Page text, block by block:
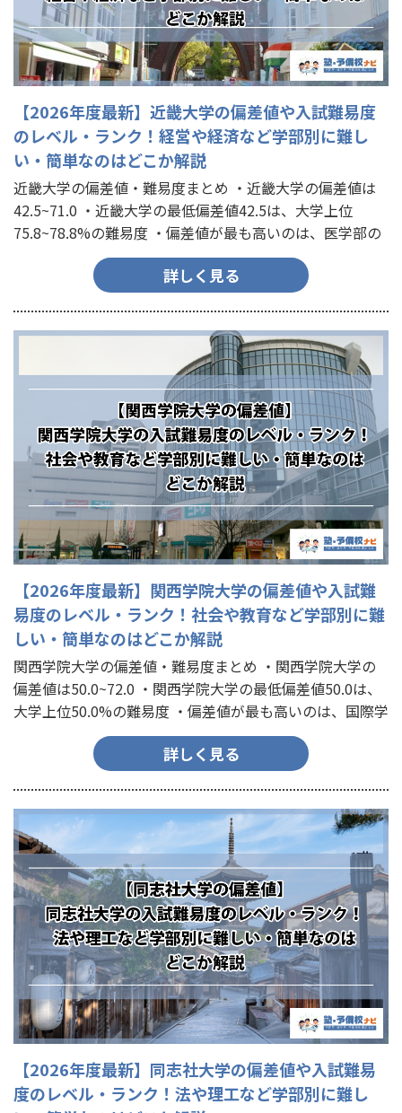
【2026年度最新】近畿大学の偏差値や入試難易度
のレベル・ランク！経営や経済など学部別に難し
い・簡単なのはどこか解説
近畿大学の偏差値・難易度まとめ ・近畿大学の偏差値は
42.5~71.0 ・近畿大学の最低偏差値42.5は、大学上位
75.8~78.8%の難易度 ・偏差値が最も高いのは、医学部の
65.0~71.0 ・偏差値が最も低いのは、…
詳しく見る
【2026年度最新】関西学院大学の偏差値や入試難
易度のレベル・ランク！社会や教育など学部別に難
しい・簡単なのはどこか解説
関西学院大学の偏差値・難易度まとめ ・関西学院大学の
偏差値は50.0~72.0 ・関西学院大学の最低偏差値50.0は、
大学上位50.0%の難易度 ・偏差値が最も高いのは、国際学
部の60.0~72.0 ・偏差値が最も低いの…
詳しく見る
【2026年度最新】同志社大学の偏差値や入試難易
度のレベル・ランク！法や理工など学部別に難し